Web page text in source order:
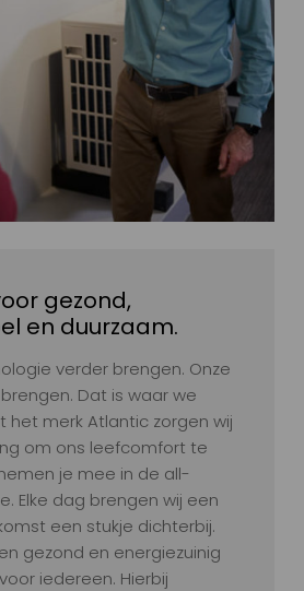
gezond,
en duurzaam.
verder brengen. Onze
Dat is waar we
het merk Atlantic zorgen wij
om ons leefcomfort te
je mee in de all-
Elke dag brengen wij een
een stukje dichterbij.
gezond en energiezuinig
iedereen. Hierbij